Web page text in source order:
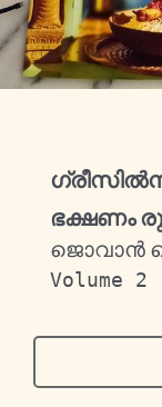
ഭക്ഷണം
ജൊവാൻ
Volume